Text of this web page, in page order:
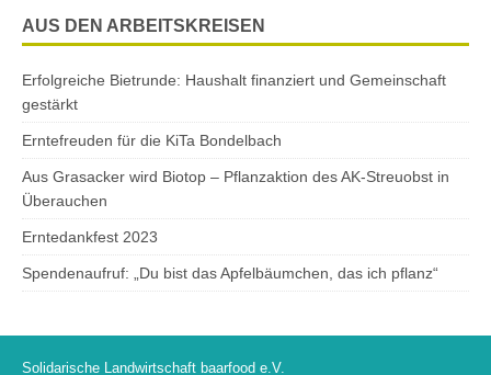
AUS DEN ARBEITSKREISEN
Erfolgreiche Bietrunde: Haushalt finanziert und Gemeinschaft
gestärkt
Erntefreuden für die KiTa Bondelbach
Aus Grasacker wird Biotop – Pflanzaktion des AK-Streuobst in
Überauchen
Erntedankfest 2023
Spendenaufruf: „Du bist das Apfelbäumchen, das ich pflanz“
Solidarische Landwirtschaft baarfood e.V.